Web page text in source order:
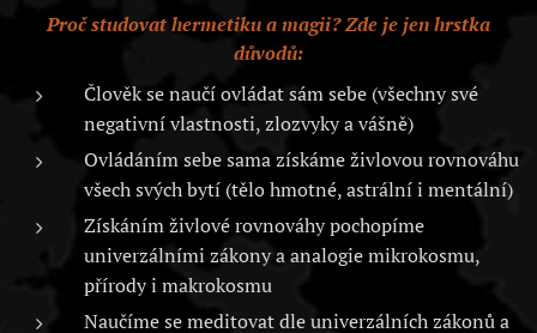
Proč studovat hermetiku a magii? Zde je jen hrstka
důvodů:
Člověk se naučí ovládat sám sebe (všechny své
negativní vlastnosti, zlozvyky a vášně)
Ovládáním sebe sama získáme živlovou rovnováhu
všech svých bytí (tělo hmotné, astrální i mentální)
Získáním živlové rovnováhy pochopíme
univerzálními zákony a analogie mikrokosmu,
přírody i makrokosmu
Naučíme se meditovat dle univerzálních zákonů a